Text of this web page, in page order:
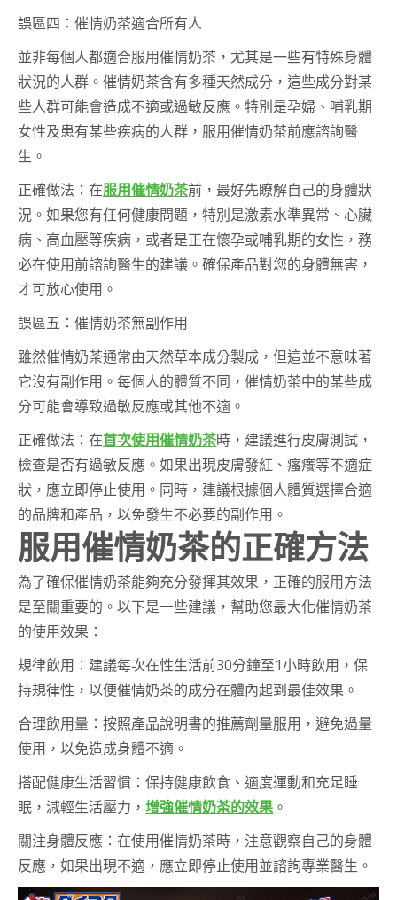
誤區四：催情奶茶適合所有人
並非每個人都適合服用催情奶茶，尤其是一些有特殊身體
狀況的人群。催情奶茶含有多種天然成分，這些成分對某
些人群可能會造成不適或過敏反應。特別是孕婦、哺乳期
女性及患有某些疾病的人群，服用催情奶茶前應諮詢醫
生。
正確做法：在服用催情奶茶前，最好先瞭解自己的身體狀
況。如果您有任何健康問題，特別是激素水準異常、心臟
病、高血壓等疾病，或者是正在懷孕或哺乳期的女性，務
必在使用前諮詢醫生的建議。確保產品對您的身體無害，
才可放心使用。
誤區五：催情奶茶無副作用
雖然催情奶茶通常由天然草本成分製成，但這並不意味著
它沒有副作用。每個人的體質不同，催情奶茶中的某些成
分可能會導致過敏反應或其他不適。
正確做法：在首次使用催情奶茶時，建議進行皮膚測試，
檢查是否有過敏反應。如果出現皮膚發紅、瘙癢等不適症
狀，應立即停止使用。同時，建議根據個人體質選擇合適
的品牌和產品，以免發生不必要的副作用。
服用催情奶茶的正確方法
為了確保催情奶茶能夠充分發揮其效果，正確的服用方法
是至關重要的。以下是一些建議，幫助您最大化催情奶茶
的使用效果：
規律飲用：建議每次在性生活前30分鐘至1小時飲用，保
持規律性，以便催情奶茶的成分在體內起到最佳效果。
合理飲用量：按照產品說明書的推薦劑量服用，避免過量
使用，以免造成身體不適。
搭配健康生活習慣：保持健康飲食、適度運動和充足睡
眠，減輕生活壓力， 增強催情奶茶的效果 。
關注身體反應：在使用催情奶茶時，注意觀察自己的身體
反應，如果出現不適，應立即停止使用並諮詢專業醫生。